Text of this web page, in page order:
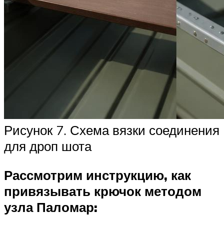
Рисунок 7. Схема вязки соединения
для дроп шота
Рассмотрим инструкцию, как
привязывать крючок методом
узла Паломар: